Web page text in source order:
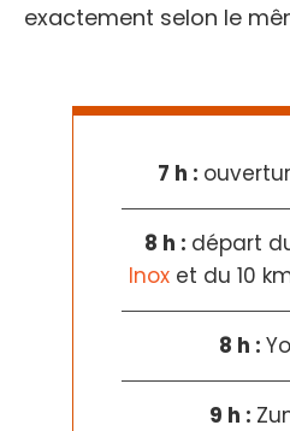
exactement selon le
7 h :
8 h : départ
Inox et du 10
8 h :
9 h :